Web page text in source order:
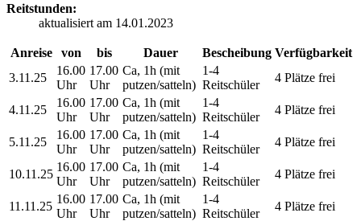
Reitstunden:
aktualisiert am 14.01.2023
Anreise von bis Dauer Bescheibung Verfügbarkeit
3.11.25
16.00
Uhr
17.00
Uhr
Ca, 1h (mit
putzen/satteln)
1-4
Reitschüler
4 Plätze frei
4.11.25
16.00
Uhr
17.00
Uhr
Ca, 1h (mit
putzen/satteln)
1-4
Reitschüler
4 Plätze frei
5.11.25
16.00
Uhr
17.00
Uhr
Ca, 1h (mit
putzen/satteln)
1-4
Reitschüler
4 Plätze frei
10.11.25
16.00
Uhr
17.00
Uhr
Ca, 1h (mit
putzen/satteln)
1-4
Reitschüler
4 Plätze frei
11.11.25
16.00
Uhr
17.00
Uhr
Ca, 1h (mit
putzen/satteln)
1-4
Reitschüler
4 Plätze frei